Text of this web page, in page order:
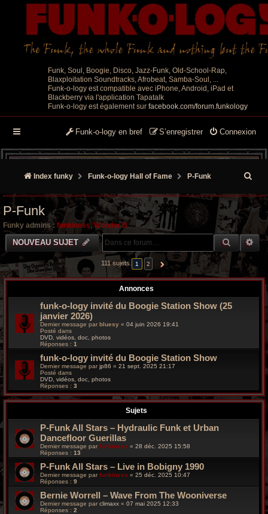
Funk, Soul, Boogie, Disco, Jazz-Funk, Old-School-Rap,
Blaxploitation Soundtracks, Afrobeat, Samba-Soul, ...
Funk-o-logy est compatible avec iPhone, Android, iPad et
Blackberry via l'application Tapatalk
Funk-o-logy est également sur facebook.com/forum.funkology
Connexion
S’enregistrer
Funk-o-logy en bref
Index funky Funk-o-logy Hall of Fame P-Funk
e
h
r
g
o
P-Funk
Funky admins : funkiness, Wonder B
NOUVEAU SUJET
111 sujets 1 2 SUIVANTE
Annonces
funk-o-logy invité du Boogie Station Show (25
janvier 2026)
Dernier message par bluesy « 04 juin 2026 19:41
Posté dans
DVD, vidéos, doc, photos
Réponses : 1
funk-o-logy invité du Boogie Station Show
Dernier message parjp86 « 21 sept. 2025 21:17
Posté dans
DVD, vidéos, doc, photos
Réponses : 3
Sujets
P-Funk All Stars – Hydraulic Funk et Urban
Dancefloor Guerillas
Dernier message par funkiness « 28 déc. 2025 15:58
Réponses : 13
P-Funk All Stars – Live in Bobigny 1990
Dernier message parfunkiness « 25 déc. 2025 10:47
Réponses : 9
Bernie Worrell – Wave From The Wooniverse
Dernier message par climaxx « 07 mai 2025 12:33
Réponses : 2